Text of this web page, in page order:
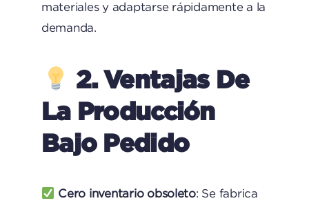
materiales y adaptarse rápidamente a la
demanda.
2. Ventajas De
La Producción
Bajo Pedido
Cero inventario obsoleto: Se fabrica